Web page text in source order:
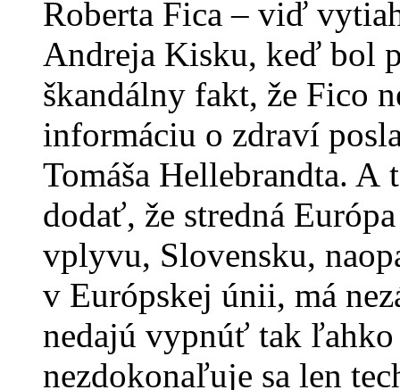
Roberta Fica – viď
Andreja Kisku, keď bol
škandálny fakt, že Fico
informáciu o zdraví
Tomáša Hellebrandta.
dodať, že stredná
vplyvu, Slovensku,
v Európskej únii, má
nedajú vypnúť tak
nezdokonaľuje sa len